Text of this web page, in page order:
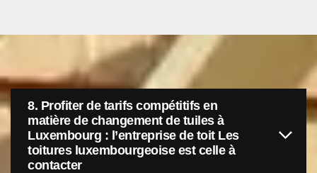
8. Profiter de tarifs compétitifs en
matière de changement de tuiles à
Luxembourg : l’entreprise de toit Les
toitures luxembourgeoise est celle à
contacter